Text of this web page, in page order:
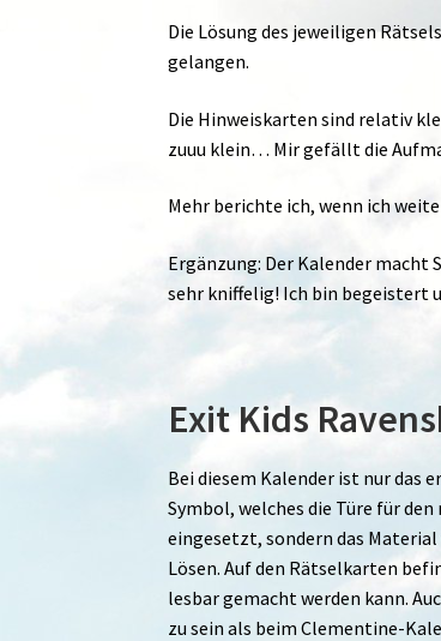
Die Lösung des jeweiligen
gelangen.
Die Hinweiskarten sind relativ
zuuu klein… Mir gefällt die
Mehr berichte ich, wenn ich
Ergänzung: Der Kalender macht
sehr kniffelig! Ich bin begeistert
Exit Kids
Bei diesem Kalender ist nur das
Symbol, welches die Türe für
eingesetzt, sondern das
Lösen. Auf den Rätselkarten
lesbar gemacht werden kann.
zu sein als beim Clementine-